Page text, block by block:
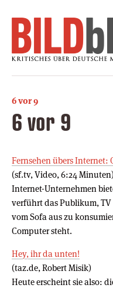
6 vor 9
6 vor 9
Fernsehen übers Internet:
(sf.tv, Video, 6:24 Minuten)
Internet-Unternehmen
verführt das Publikum,
vom Sofa aus zu
Computer steht.
Hey, ihr da unten!
(taz.de, Robert Misik)
Heute erscheint sie also: